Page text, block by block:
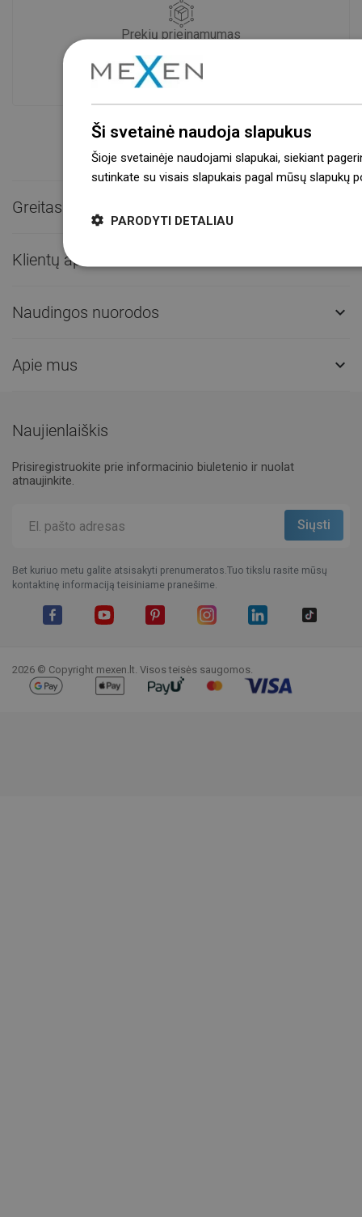
Prekių prieinamumas
Mūsų produktai jūsų laukia moderniame
sandėlyje.Visada pasirengusi išsiųsti!
Greitas kontaktas
Klientų aptarnavimas
Naudingos nuorodos 
Apie mus 
Naujienlaiškis
Prisiregistruokite prie informacinio biuletenio ir nuolat
atnaujinkite.
Bet kuriuo metu galite atsisakyti prenumeratos.Tuo tikslu rasite mūsų
kontaktinę informaciją teisiniame pranešime.
2026 © Copyright mexen.lt. Visos teisės saugomos.
Ši svetainė naudoja slapukus
Šioje svetainėje naudojami slapukai, siekiant
sutinkate su visais slapukais pagal mūsų slapukų
PARODYTI DETALIAU